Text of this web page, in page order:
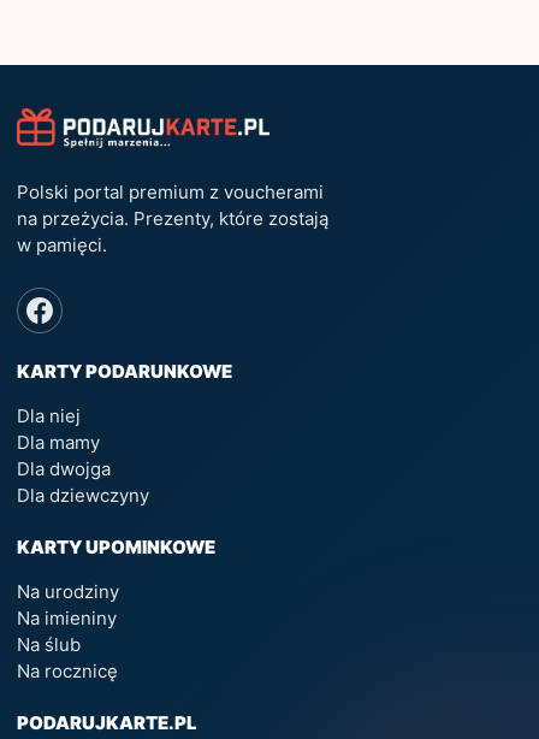
Polski portal premium z voucherami
na przeżycia. Prezenty, które zostają
w pamięci.
KARTY PODARUNKOWE
Dla niej
Dla mamy
Dla dwojga
Dla dziewczyny
KARTY UPOMINKOWE
Na urodziny
Na imieniny
Na ślub
Na rocznicę
PODARUJKARTE.PL